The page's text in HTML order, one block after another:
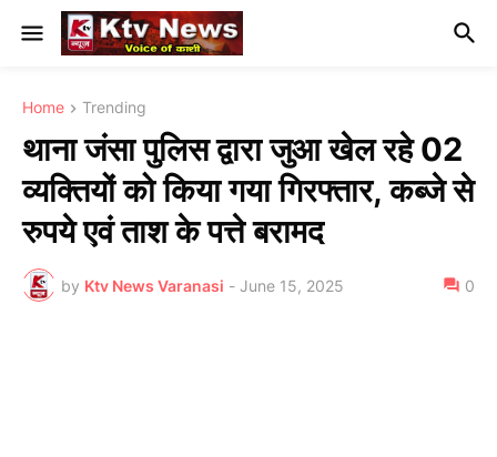
Home Trending
थाना जंसा पुलिस द्वारा जुआ खेल रहे 02
व्यक्तियों को किया गया गिरफ्तार, कब्जे से
रुपये एवं ताश के पत्ते बरामद
by Ktv News Varanasi - June 15, 2025 0